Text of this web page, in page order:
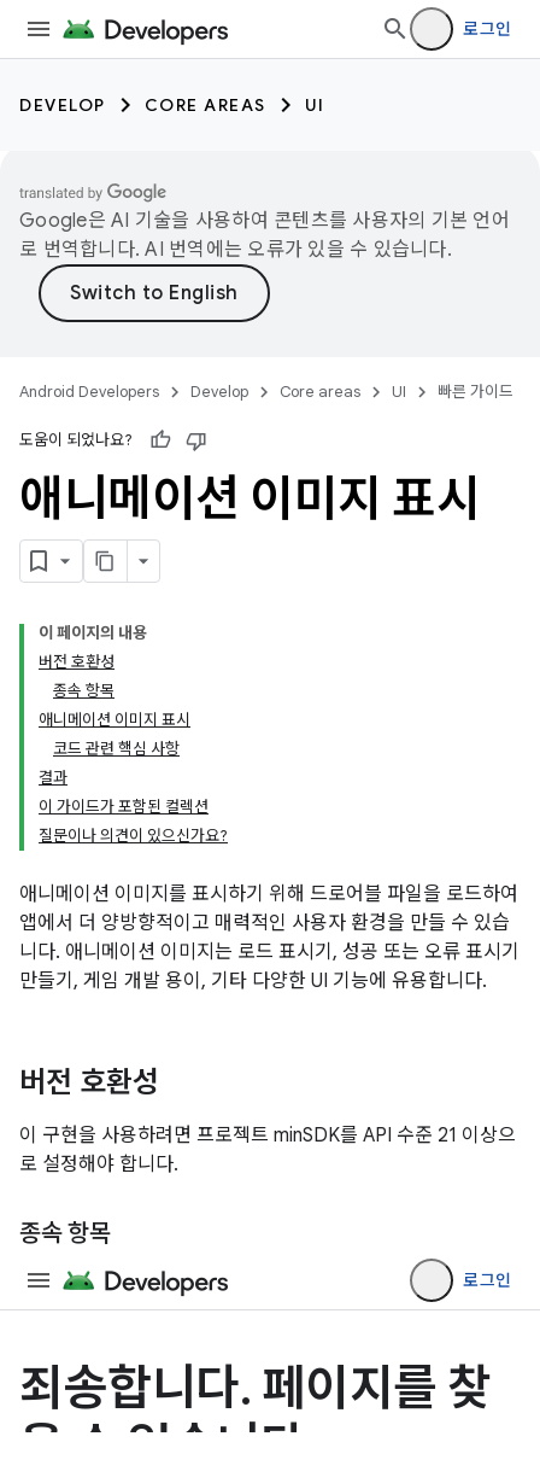
로그인
DEVELOP CORE AREAS UI
Google은 AI 기술을 사용하여 콘텐츠를 사용자의 기본 언어
로 번역합니다. AI 번역에는 오류가 있을 수 있습니다.
Android Developers Develop Core areas UI 빠른 가이드
도움이 되었나요?
애니메이션 이미지 표시
이 페이지의 내용
버전 호환성
종속 항목
애니메이션 이미지 표시
코드 관련 핵심 사항
결과
이 가이드가 포함된 컬렉션
질문이나 의견이 있으신가요?
애니메이션 이미지를 표시하기 위해 드로어블 파일을 로드하여
앱에서 더 양방향적이고 매력적인 사용자 환경을 만들 수 있습
니다. 애니메이션 이미지는 로드 표시기, 성공 또는 오류 표시기
만들기, 게임 개발 용이, 기타 다양한 UI 기능에 유용합니다.
버전 호환성
이 구현을 사용하려면 프로젝트 minSDK를 API 수준 21 이상으
로 설정해야 합니다.
종속 항목